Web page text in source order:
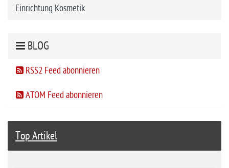
Einrichtung Kosmetik
BLOG
RSS2 Feed abonnieren
ATOM Feed abonnieren
Top Artikel